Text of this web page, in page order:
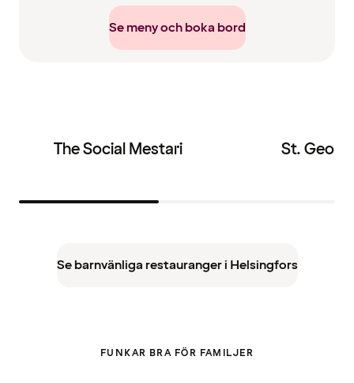
Se meny och boka bord
The Social Mestari St.
Se barnvänliga restauranger i Helsingfors
FUNKAR BRA FÖR FAMILJER